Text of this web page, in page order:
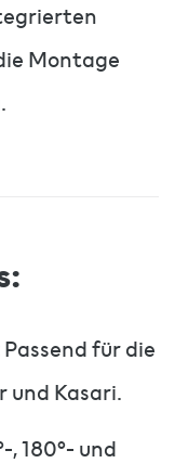
Montage
Passend für die
und Kasari.
, 180°- und